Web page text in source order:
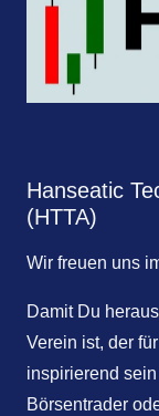
Hanseatic
(HTTA)
Wir freuen uns
Damit Du
Verein ist, der
inspirierend
Börsentrader